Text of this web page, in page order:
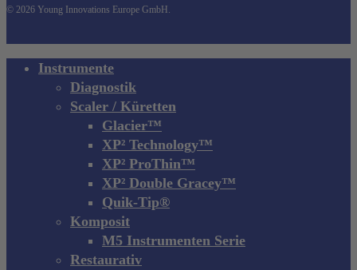
© 2026 Young Innovations Europe GmbH.
Close Instrumente
Diagnostik
Scaler / Küretten
Glacier™
XP² Technology™
XP² ProThin™
XP² Double Gracey™
Quik-Tip®
Komposit
M5 Instrumenten Serie
Restaurativ